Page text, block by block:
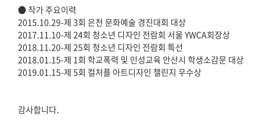
● 작가 주요이력
2015.10.29-제 3회 은천 문화예술 경진대회 대상
2017.11.10-제 24회 청소년 디자인 전람회 서울 YWCA회장상
2018.11.20-제 25회 청소년 디자인 전람회 특선
2018.01.15-제 1회 학교폭력 및 인성교육 안산시 학생소감문 대상
2019.01.15-제 5회 컬처플 아트디자인 챌린지 우수상
감사합니다.